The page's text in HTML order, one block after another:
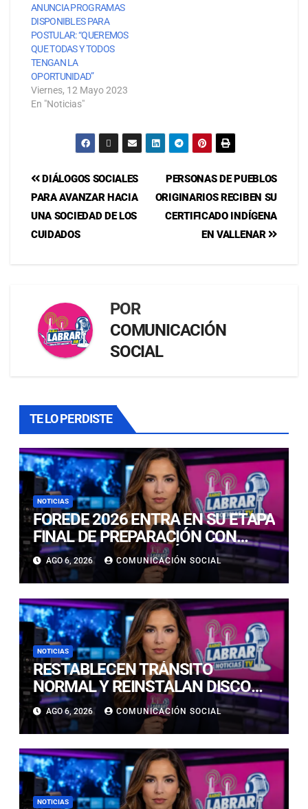
ANUNCIA PROGRAMAS
DISPONIBLES PARA
POSTULAR: “QUEREMOS
QUE TODAS Y TODOS
TENGAN LA
OPORTUNIDAD”
Viernes, 12 Mayo 2023
En "Noticias"
PERSONAS DE PUEBLOS
ORIGINARIOS RECIBEN SU
CERTIFICADO INDÍGENA
EN VALLENAR
DIÁLOGOS SOCIALES
PARA AVANZAR HACIA
UNA SOCIEDAD DE LOS
CUIDADOS
POR
COMUNICACIÓN
SOCIAL
TE LO PERDISTE
NOTICIAS
FOREDE 2026 ENTRA EN SU ETAPA
FINAL DE PREPARACIÓN CON
NUEVAS TECNOLOGÍAS DE
ACCESO Y OPORTUNIDADES PARA
ATACAMA
AGO 6, 2026 COMUNICACIÓN SOCIAL
NOTICIAS
RESTABLECEN TRÁNSITO
NORMAL Y REINSTALAN DISCO
“PARE” TRAS AVANCE DE OBRAS
EN CALLE LUIS FLORES CON JULIO
PRADO
AGO 6, 2026 COMUNICACIÓN SOCIAL
NOTICIAS